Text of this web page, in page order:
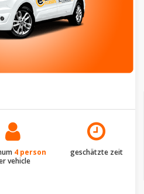
4 person
vehicle
geschätzte zeit